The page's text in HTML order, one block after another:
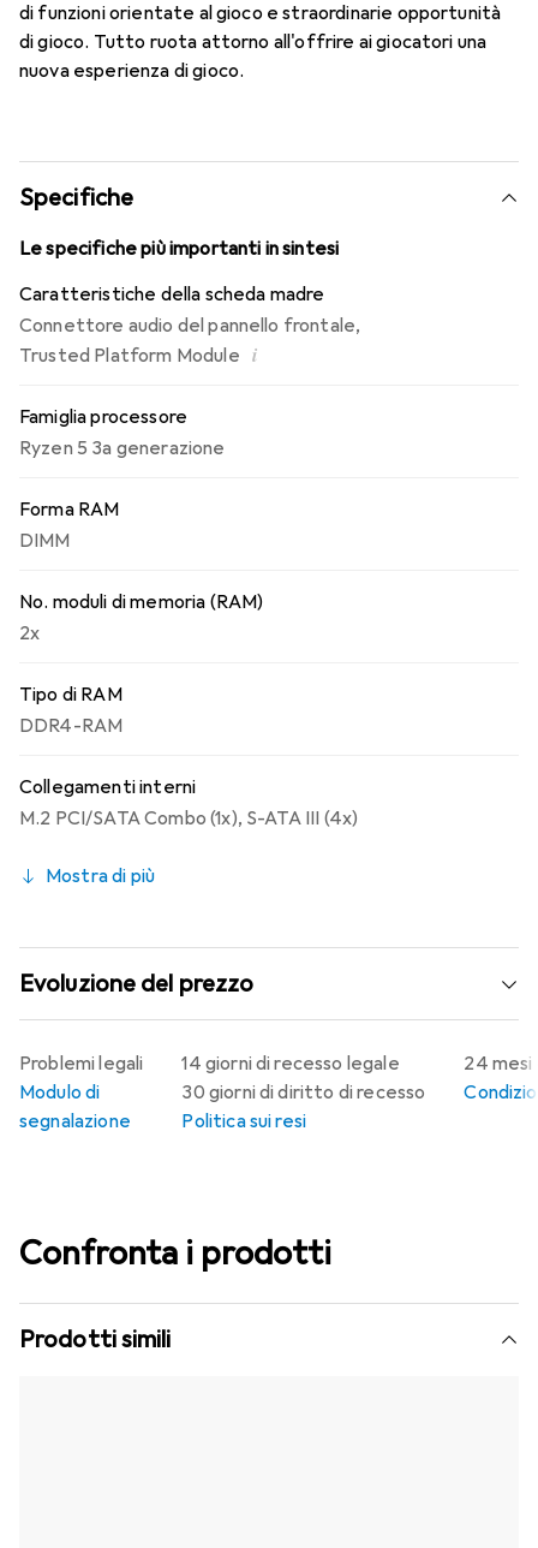
di funzioni orientate al gioco e straordinarie opportunità
di gioco. Tutto ruota attorno all'offrire ai giocatori una
nuova esperienza di gioco.
Specifiche
Le specifiche più importanti in sintesi
Caratteristiche della scheda madre
Connettore audio del pannello frontale,
Trusted Platform Module i
Famiglia processore
Ryzen 5 3a generazione
Forma RAM
DIMM
No. moduli di memoria (RAM)
2x
Tipo di RAM
DDR4-RAM
Collegamenti interni
M.2 PCI/SATA Combo (1x), S-ATA III (4x)
Mostra di più
Evoluzione del prezzo
14 giorni di recesso legale
30 giorni di diritto di recesso
Politica sui resi
24 mesi
Problemi legali
Modulo di
segnalazione
Confronta i prodotti
Prodotti simili